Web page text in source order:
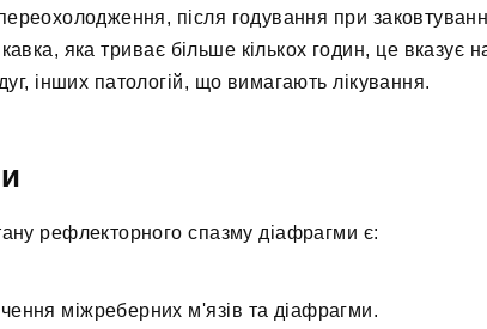
після годування при
яка триває більше кількох годин, це вказує
інших патологій, що вимагають лікування.
рефлекторного спазму діафрагми є:
міжреберних м'язів та діафрагми.